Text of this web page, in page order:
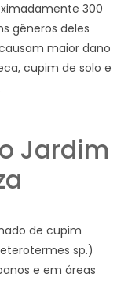
300
gêneros deles
maior dano
cupim de solo e
Jardim
de cupim
sp.)
e em áreas